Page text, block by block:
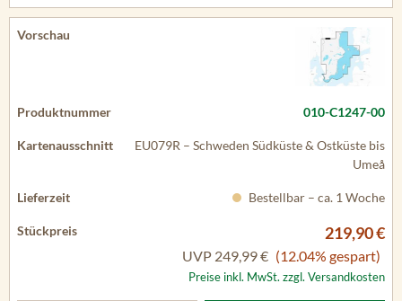
010-C1247-00
EU079R – Schweden Südküste & Ostküste bis
Umeå
Bestellbar – ca. 1 Woche
219,90 €
UVP 249,99 € (12.04% gespart)
Preise inkl. MwSt. zzgl. Versandkosten